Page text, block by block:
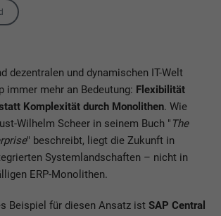
dezentralen und dynamischen IT-Welt
immer mehr an Bedeutung: Flexibilität
Komplexität durch Monolithen. Wie
Wilhelm Scheer in seinem Buch " The
" beschreibt, liegt die Zukunft in
Systemlandschaften – nicht in
ERP-Monolithen.
Beispiel für diesen Ansatz ist SAP Central